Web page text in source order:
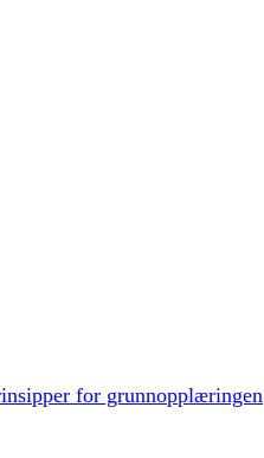
for grunnopplæringen